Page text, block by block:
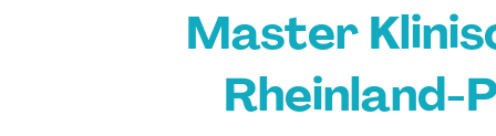
Master
Rheinland-